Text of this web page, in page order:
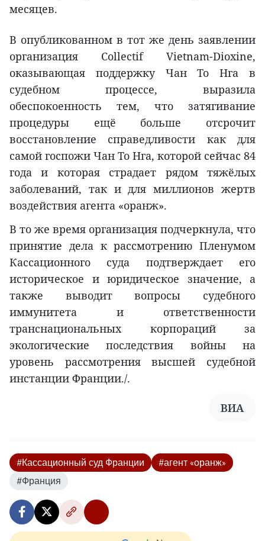
месяцев.
В опубликованном в тот же день заявлении
организация Collectif Vietnam-Dioxine,
оказывающая поддержку Чан То Нга в
судебном процессе, выразила
обеспокоенность тем, что затягивание
процедуры ещё больше отсрочит
восстановление справедливости как для
самой госпожи Чан То Нга, которой сейчас 84
года и которая страдает рядом тяжёлых
заболеваний, так и для миллионов жертв
воздействия агента «оранж».
В то же время организация подчеркнула, что
принятие дела к рассмотрению Пленумом
Кассационного суда подтверждает его
историческое и юридическое значение, а
также выводит вопросы судебного
иммунитета и ответственности
транснациональных корпораций за
экологические последствия войны на
уровень рассмотрения высшей судебной
инстанции Франции./.
ВИA
#Кассационный суд Франции
#агент «оранж»
#Франция